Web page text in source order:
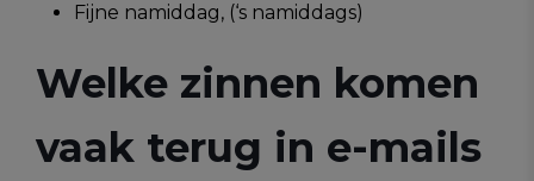
Fijne namiddag, (‘s namiddags)
Welke zinnen komen
vaak terug in e-mails